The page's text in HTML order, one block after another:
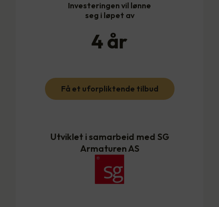
Investeringen vil lønne
seg i løpet av
4år
Få et uforpliktende tilbud
Utviklet i samarbeid med SG
Armaturen AS